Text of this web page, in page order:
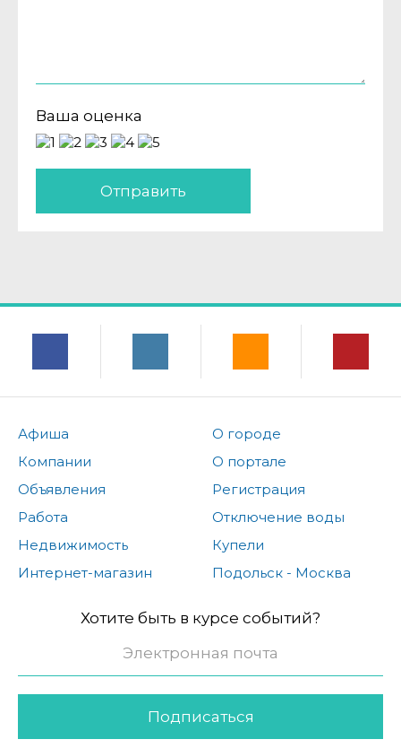
Ваша оценка
Отправить
Афиша
Компании
Объявления
Работа
Недвижимость
Интернет-магазин
О городе
О портале
Регистрация
Отключение воды
Купели
Подольск - Москва
Хотите быть в курсе событий?
Подписаться